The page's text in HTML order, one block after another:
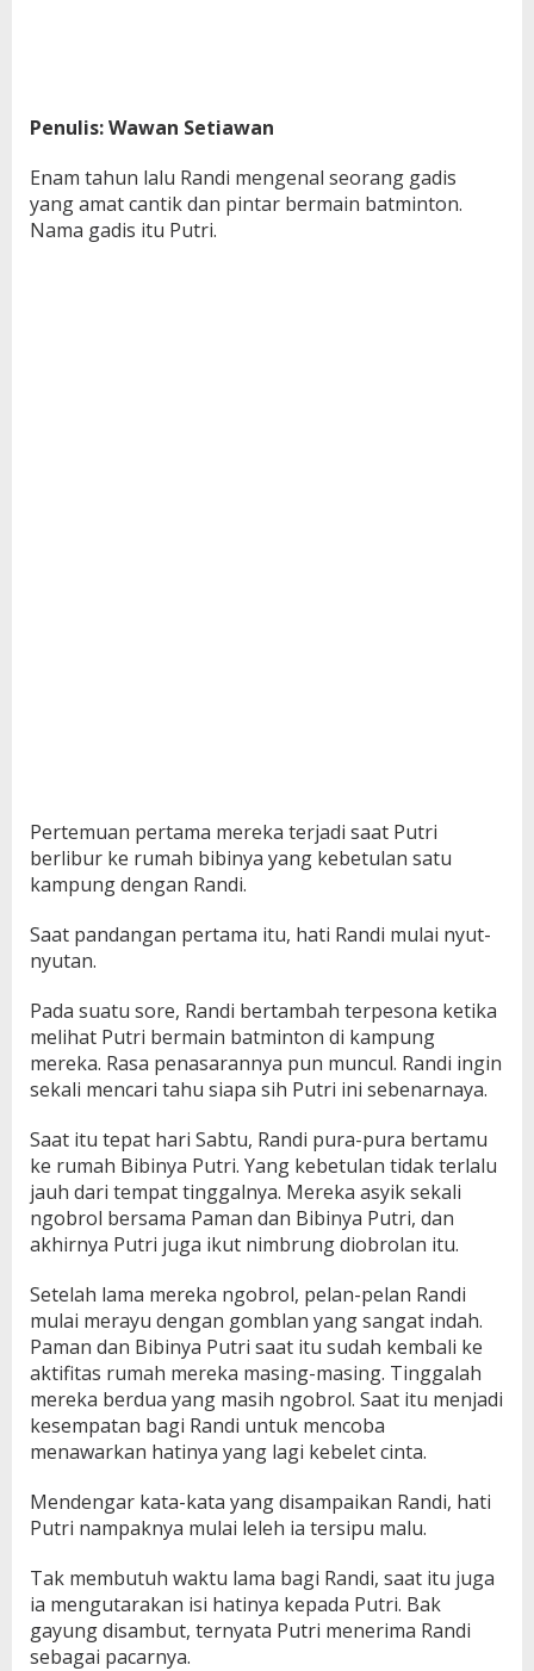
Penulis: Wawan Setiawan
Enam tahun lalu Randi mengenal seorang gadis
yang amat cantik dan pintar bermain batminton.
Nama gadis itu Putri.
Pertemuan pertama mereka terjadi saat Putri
berlibur ke rumah bibinya yang kebetulan satu
kampung dengan Randi.
Saat pandangan pertama itu, hati Randi mulai nyut-
nyutan.
Pada suatu sore, Randi bertambah terpesona ketika
melihat Putri bermain batminton di kampung
mereka. Rasa penasarannya pun muncul. Randi ingin
sekali mencari tahu siapa sih Putri ini sebenarnaya.
Saat itu tepat hari Sabtu, Randi pura-pura bertamu
ke rumah Bibinya Putri. Yang kebetulan tidak terlalu
jauh dari tempat tinggalnya. Mereka asyik sekali
ngobrol bersama Paman dan Bibinya Putri, dan
akhirnya Putri juga ikut nimbrung diobrolan itu.
Setelah lama mereka ngobrol, pelan-pelan Randi
mulai merayu dengan gomblan yang sangat indah.
Paman dan Bibinya Putri saat itu sudah kembali ke
aktifitas rumah mereka masing-masing. Tinggalah
mereka berdua yang masih ngobrol. Saat itu menjadi
kesempatan bagi Randi untuk mencoba
menawarkan hatinya yang lagi kebelet cinta.
Mendengar kata-kata yang disampaikan Randi, hati
Putri nampaknya mulai leleh ia tersipu malu.
Tak membutuh waktu lama bagi Randi, saat itu juga
ia mengutarakan isi hatinya kepada Putri. Bak
gayung disambut, ternyata Putri menerima Randi
sebagai pacarnya.